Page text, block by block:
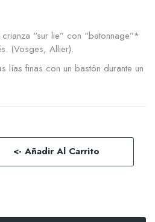
“sur lie” con “batonnage”*
(Vosges, Allier).
lías finas con un bastón durante un
<- Añadir Al Carrito